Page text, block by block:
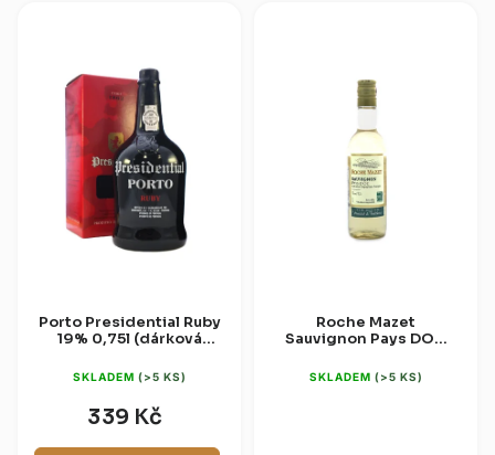
Porto Presidential Ruby
19% 0,75l (dárková
SKLADEM (>5 KS)
339 Kč
Roche Mazet
Sauvignon Pays DOC
SKLADEM (>5 KS)